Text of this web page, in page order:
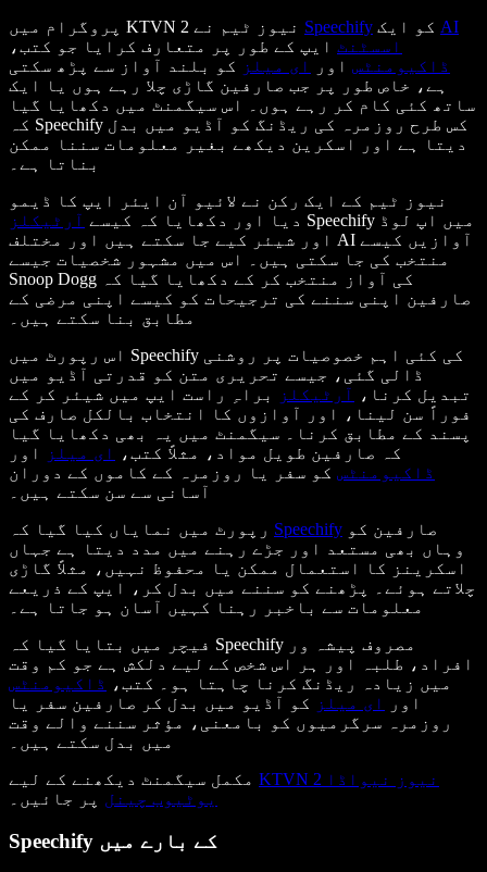
Speechify
AI
اسسٹنٹ ایپ کے طور پر متعارف کرایا جو کتب،
ڈاکیومنٹس اور ای میلز
کو بلند آواز سے پڑھ سکتی
ہے، خاص طور پر جب صارفین گاڑی چلا رہے ہوں یا ایک
ساتھ کئی کام کر رہے ہوں۔ اس سیگمنٹ میں دکھایا گیا
کہ Speechify کس طرح روزمرہ کی ریڈنگ کو آڈیو میں بدل
دیتا ہے اور اسکرین دیکھے بغیر معلومات سننا ممکن
بناتا ہے۔
نیوز ٹیم کے ایک رکن نے لائیو آن ایئر ایپ کا ڈیمو
دیا اور دکھایا کہ کیسے آرٹیکلز
Speechify میں اپ لوڈ
اور شیئر کیے جا سکتے ہیں اور مختلف AI آوازیں کیسے
منتخب کی جا سکتی ہیں۔ اس میں مشہور شخصیات جیسے
Snoop Dogg کی آواز منتخب کر کے دکھایا گیا کہ
صارفین اپنی سننے کی ترجیحات کو کیسے اپنی مرضی کے
مطابق بنا سکتے ہیں۔
اس رپورٹ میں Speechify کی کئی اہم خصوصیات پر روشنی
ڈالی گئی، جیسے تحریری متن کو قدرتی آڈیو میں
تبدیل کرنا،
آرٹیکلز
براہِ راست ایپ میں شیئر کر کے
فوراً سن لینا، اور آوازوں کا انتخاب بالکل صارف کی
پسند کے مطابق کرنا۔ سیگمنٹ میں یہ بھی دکھایا گیا
کہ صارفین طویل مواد، مثلاً کتب،
ای میلز
اور
ڈاکیومنٹس کو سفر یا روزمرہ کے کاموں کے دوران
آسانی سے سن سکتے ہیں۔
Speechify
وہاں بھی مستعد اور جڑے رہنے میں مدد دیتا ہے جہاں
اسکرینز کا استعمال ممکن یا محفوظ نہیں، مثلاً گاڑی
چلاتے ہوئے۔ پڑھنے کو سننے میں بدل کر، ایپ کے ذریعے
معلومات سے باخبر رہنا کہیں آسان ہو جاتا ہے۔
فیچر میں بتایا گیا کہ Speechify مصروف پیشہ ور
افراد، طلبہ اور ہر اس شخص کے لیے دلکش ہے جو کم وقت
میں زیادہ ریڈنگ کرنا چاہتا ہو۔ کتب،
ڈاکیومنٹس
اور
ای میلز
کو آڈیو میں بدل کر صارفین سفر یا
روزمرہ سرگرمیوں کو بامعنی، مؤثر سننے والے وقت
میں بدل سکتے ہیں۔
KTVN 2 نیوز نیواڈا
یوٹیوب چینل
Speechify کے بارے میں